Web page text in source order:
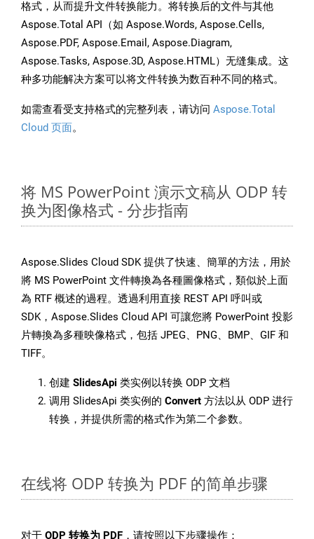
格式，从而提升文件转换能力。将转换后的文件与其他
Aspose.Total API（如 Aspose.Words, Aspose.Cells,
Aspose.PDF, Aspose.Email, Aspose.Diagram,
Aspose.Tasks, Aspose.3D, Aspose.HTML）无缝集成。这
种多功能解决方案可以将文件转换为数百种不同的格式。
如需查看受支持格式的完整列表，请访问 Aspose.Total
Cloud 页面。
将 MS PowerPoint 演示文稿从 ODP 转
换为图像格式 - 分步指南
Aspose.Slides Cloud SDK 提供了快速、簡單的方法，用於
將 MS PowerPoint 文件轉換為各種圖像格式，類似於上面
為 RTF 概述的過程。透過利用直接 REST API 呼叫或
SDK，Aspose.Slides Cloud API 可讓您將 PowerPoint 投影
片轉換為多種映像格式，包括 JPEG、PNG、BMP、GIF 和
TIFF。
创建 SlidesApi 类实例以转换 ODP 文档
调用 SlidesApi 类实例的 Convert 方法以从 ODP 进行
转换，并提供所需的格式作为第二个参数。
在线将 ODP 转换为 PDF 的简单步骤
对于 ODP 转换为 PDF ，请按照以下步骤操作：